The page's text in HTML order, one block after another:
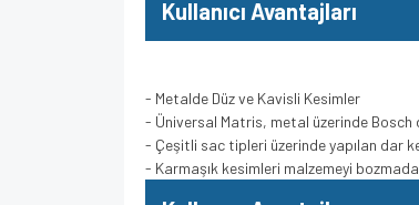
Kullanıcı Avantajları
- Metalde Düz ve Kavisli Kesimler
- Üniversal Matris, metal üzerinde Bosch
- Çeşitli sac tipleri üzerinde yapılan dar
- Karmaşık kesimleri malzemeyi